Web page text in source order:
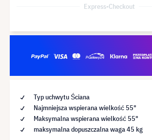
Express-Checkout
Typ uchwytu Ściana
Najmniejsza wspierana wielkość 55"
Maksymalna wspierana wielkość 55"
maksymalna dopuszczalna waga 45 kg